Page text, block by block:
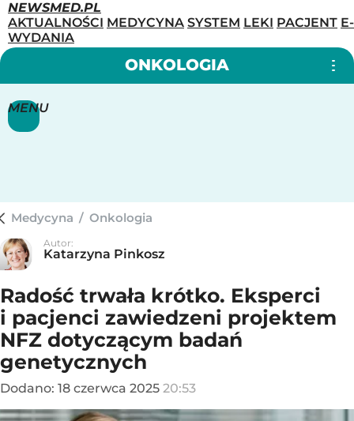
NEWSMED.PL
AKTUALNOŚCI MEDYCYNA SYSTEM LEKI PACJENT E-
WYDANIA
MENU
ONKOLOGIA
Medycyna / Onkologia
Autor:
Katarzyna Pinkosz
Radość trwała krótko. Eksperci
i pacjenci zawiedzeni projektem
NFZ dotyczącym badań
genetycznych
Dodano: 18 czerwca 2025 20:53